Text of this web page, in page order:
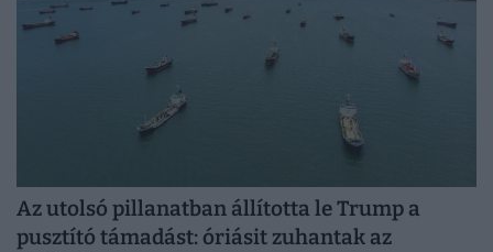
Az utolsó pillanatban állította le Trump a
pusztító támadást: óriásit zuhantak az